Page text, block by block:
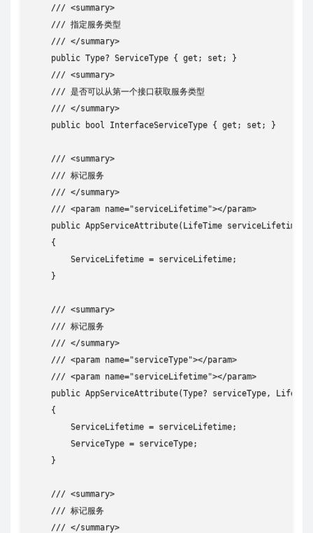
    /// <summary>
    /// 指定服务类型
    /// </summary>
    public Type? ServiceType { get; set; }
    /// <summary>
    /// 是否可以从第一个接口获取服务类型
    /// </summary>
    public bool InterfaceServiceType { get; set; }
    /// <summary>
    /// 标记服务
    /// </summary>
    /// <param name="serviceLifetime"></param>
    public AppServiceAttribute(LifeTime serviceLifetime)
    {
        ServiceLifetime = serviceLifetime;
    }
    /// <summary>
    /// 标记服务
    /// </summary>
    /// <param name="serviceType"></param>
    /// <param name="serviceLifetime"></param>
public AppServiceAttribute(Type? serviceType,
    {
        ServiceLifetime = serviceLifetime;
        ServiceType = serviceType;
    }
    /// <summary>
    /// 标记服务
    /// </summary>